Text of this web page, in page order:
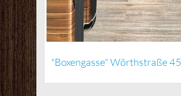
"Boxengasse" Wörthstraße 45